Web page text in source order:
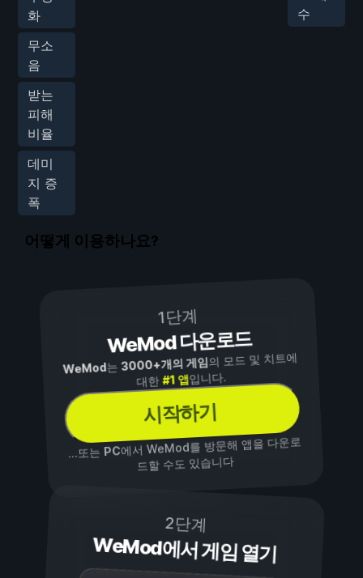
화
무소
음
받는
피해
비율
데미
지 증
폭
수
어떻게 이용하나요?
1단계
WeMod 다운로드
WeMod는3000+개의 게임의 모드 및 치트에
대한#1 앱입니다.
시작하기
...또는PC에서 WeMod를 방문해 앱을 다운로
드할 수도 있습니다
2단계
WeMod에서 게임 열기